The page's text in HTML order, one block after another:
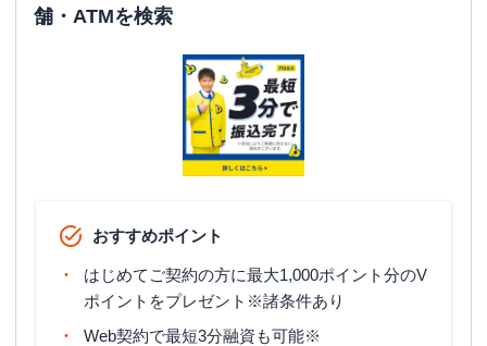
舗・ATMを検索
おすすめポイント
はじめてご契約の方に最大1,000ポイント分のV
ポイントをプレゼント※諸条件あり
Web契約で最短3分融資も可能※